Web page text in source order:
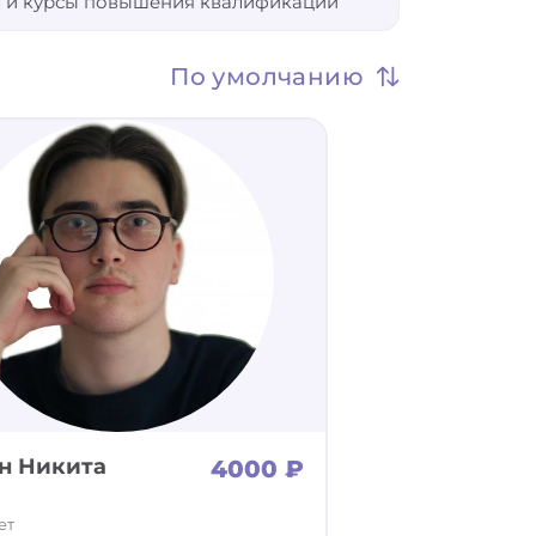
По умолчанию
Никита 4000 ₽